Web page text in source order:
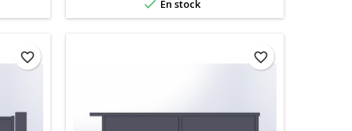
 En stock
favorite_border favorite_border